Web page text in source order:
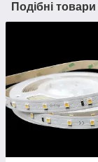
Подібні товари